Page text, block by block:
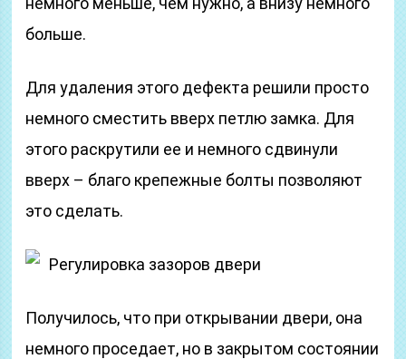
больше.
Для удаления этого дефекта решили просто
немного сместить вверх петлю замка. Для
этого раскрутили ее и немного сдвинули
вверх – благо крепежные болты позволяют
это сделать.
Регулировка зазоров двери
Получилось, что при открывании двери, она
немного проседает, но в закрытом состоянии